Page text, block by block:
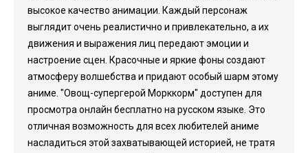
высокое качество анимации. Каждый персонаж
выглядит очень реалистично и привлекательно, а их
движения и выражения лиц передают эмоции и
настроение сцен. Красочные и яркие фоны создают
атмосферу волшебства и придают особый шарм этому
аниме. "Овощ-супергерой Морккорм" доступен для
просмотра онлайн бесплатно на русском языке. Это
отличная возможность для всех любителей аниме
насладиться этой захватывающей историей, не тратя